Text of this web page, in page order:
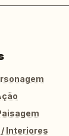
Interiores